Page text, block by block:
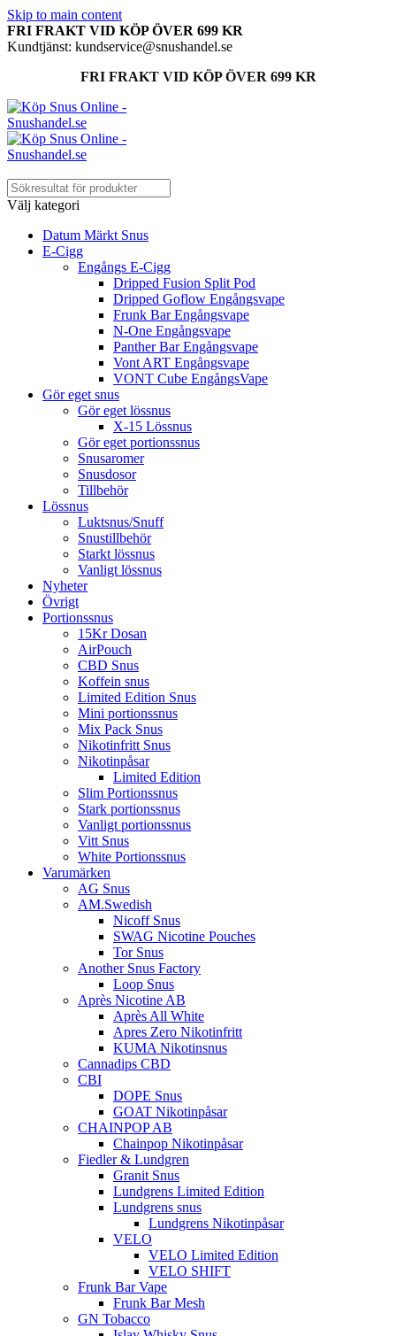
Skip to main content
FRI FRAKT VID KÖP ÖVER 699 KR
Kundtjänst: kundservice@snushandel.se
FRI FRAKT VID KÖP ÖVER 699 KR
Välj kategori
Datum Märkt Snus
E-Cigg
Engångs E-Cigg
Dripped Fusion Split Pod
Dripped Goflow Engångsvape
Frunk Bar Engångsvape
N-One Engångsvape
Panther Bar Engångsvape
Vont ART Engångsvape
VONT Cube EngångsVape
Gör eget snus
Gör eget lössnus
X-15 Lössnus
Gör eget portionssnus
Snusaromer
Snusdosor
Tillbehör
Lössnus
Luktsnus/Snuff
Snustillbehör
Starkt lössnus
Vanligt lössnus
Nyheter
Övrigt
Portionssnus
15Kr Dosan
AirPouch
CBD Snus
Koffein snus
Limited Edition Snus
Mini portionssnus
Mix Pack Snus
Nikotinfritt Snus
Nikotinpåsar
Limited Edition
Slim Portionssnus
Stark portionssnus
Vanligt portionssnus
Vitt Snus
White Portionssnus
Varumärken
AG Snus
AM.Swedish
Nicoff Snus
SWAG Nicotine Pouches
Tor Snus
Another Snus Factory
Loop Snus
Après Nicotine AB
Après All White
Apres Zero Nikotinfritt
KUMA Nikotinsnus
Cannadips CBD
CBI
DOPE Snus
GOAT Nikotinpåsar
CHAINPOP AB
Chainpop Nikotinpåsar
Fiedler & Lundgren
Granit Snus
Lundgrens Limited Edition
Lundgrens snus
Lundgrens Nikotinpåsar
VELO
VELO Limited Edition
VELO SHIFT
Frunk Bar Vape
Frunk Bar Mesh
GN Tobacco